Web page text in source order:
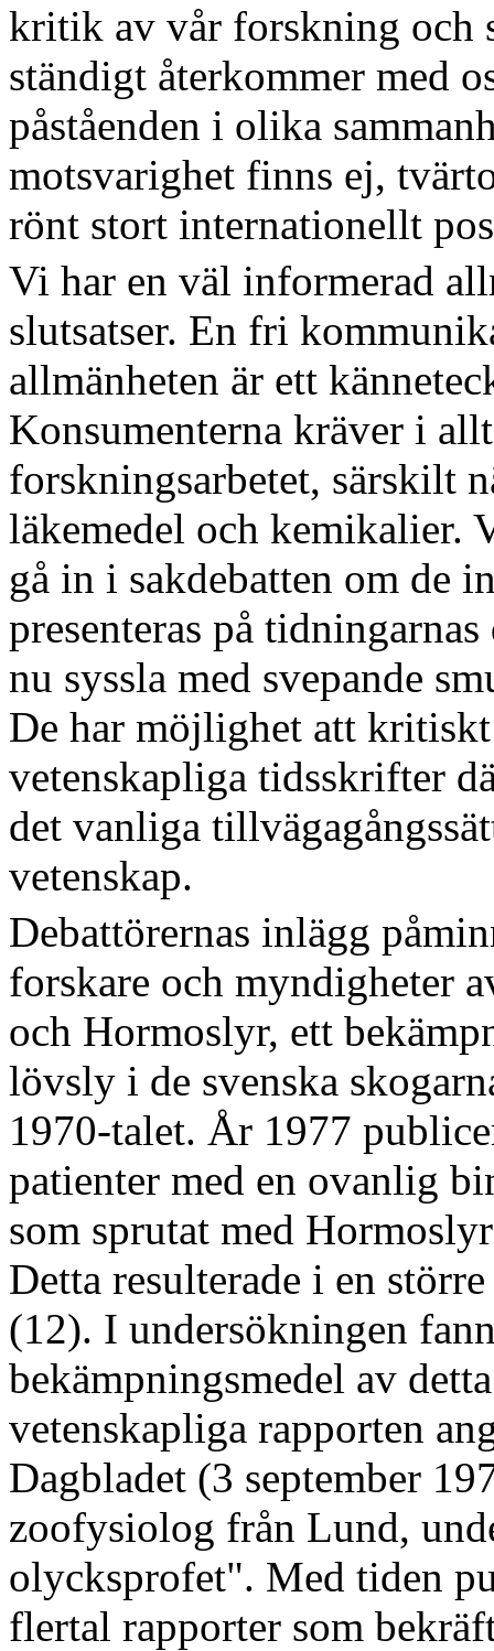
kritik av vår forskning och
ständigt återkommer med
påståenden i olika
motsvarighet finns ej,
rönt stort internationellt
Vi har en väl informerad
slutsatser. En fri
allmänheten är ett
Konsumenterna kräver i
forskningsarbetet, särskilt
läkemedel och kemikalier.
gå in i sakdebatten om de
presenteras på
nu syssla med svepande
De har möjlighet att
vetenskapliga tidsskrifter
det vanliga
vetenskap.
Debattörernas inlägg
forskare och myndigheter
och Hormoslyr, ett
lövsly i de svenska
1970-talet. År 1977
patienter med en ovanlig
som sprutat med
Detta resulterade i en
(12). I undersökningen
bekämpningsmedel av
vetenskapliga rapporten
Dagbladet (3 september
zoofysiolog från Lund,
olycksprofet". Med tiden
flertal rapporter som